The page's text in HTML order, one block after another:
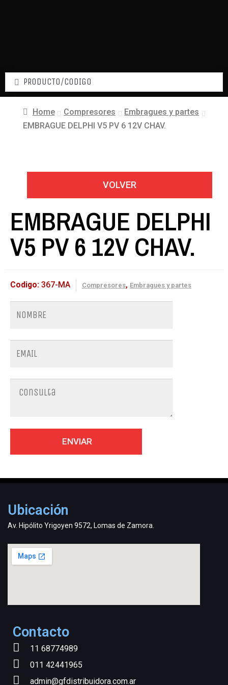
Home Compresores
Embragues y partes
EMBRAGUE DELPHI V5 PV 6 12V CHAV.
VOLVER
EMBRAGUE DELPHI
V5 PV 6 12V CHAV.
Codigo: 367-MA Compresores, Embragues y partes
Ubicación
Av. Hipólito Yrigoyen 9572, Lomas de Zamora.
Contacto
11 68774989
011 42441965
admin@gfdistribuidora.com.ar